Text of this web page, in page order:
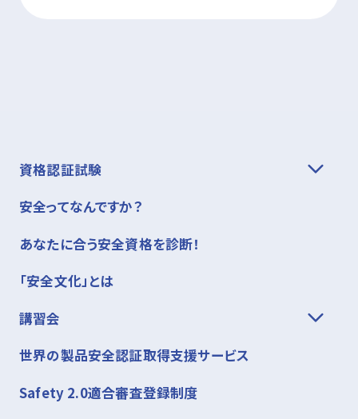
資格認証試験
安全ってなんですか？
あなたに合う安全資格を診断！
「安全文化」とは
講習会
世界の製品安全認証取得支援サービス
Safety 2.0適合審査登録制度